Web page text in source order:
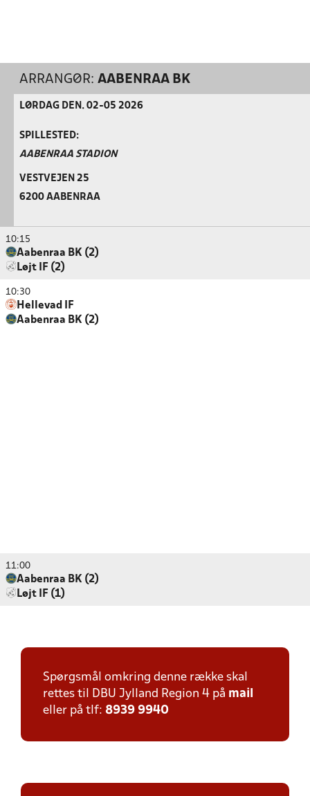
ARRANGØR: AABENRAA BK
LØRDAG DEN. 02-05 2026
SPILLESTED:
AABENRAA STADION
VESTVEJEN 25
6200 AABENRAA
10:15
Aabenraa BK (2)
Løjt IF (2)
10:30
Hellevad IF
Aabenraa BK (2)
11:00
Aabenraa BK (2)
Løjt IF (1)
Spørgsmål omkring denne række skal
rettes til DBU Jylland Region 4 på mail
eller på tlf: 8939 9940